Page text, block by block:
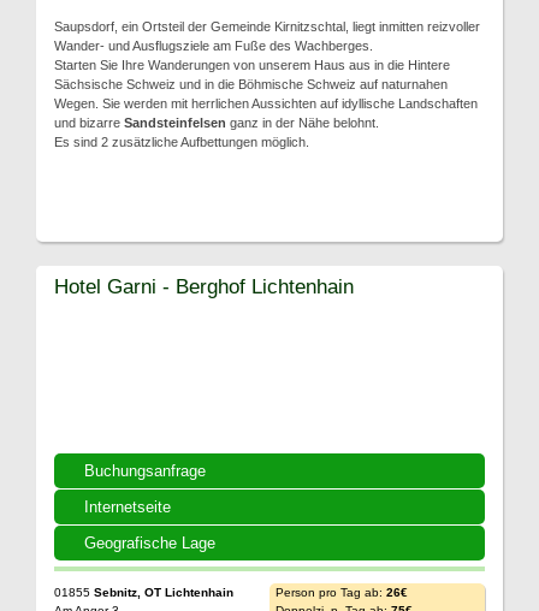
Saupsdorf, ein Ortsteil der Gemeinde Kirnitzschtal, liegt inmitten reizvoller
Wander- und Ausflugsziele am Fuße des Wachberges.
Starten Sie Ihre Wanderungen von unserem Haus aus in die Hintere
Sächsische Schweiz und in die Böhmische Schweiz auf naturnahen
Wegen. Sie werden mit herrlichen Aussichten auf idyllische Landschaften
und bizarre Sandsteinfelsen ganz in der Nähe belohnt.
Es sind 2 zusätzliche Aufbettungen möglich.
Buchungsanfrage
Internetseite
Geografische Lage
Hotel Garni - Berghof Lichtenhain
01855 Sebnitz, OT Lichtenhain
Person pro Tag ab: 26€